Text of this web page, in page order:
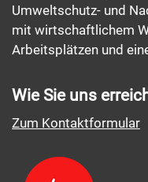
Umweltschutz- und
mit wirtschaftlichem
Arbeitsplätzen und
Wie Sie uns
Zum Kontaktformular